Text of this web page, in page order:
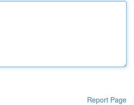
Report Page